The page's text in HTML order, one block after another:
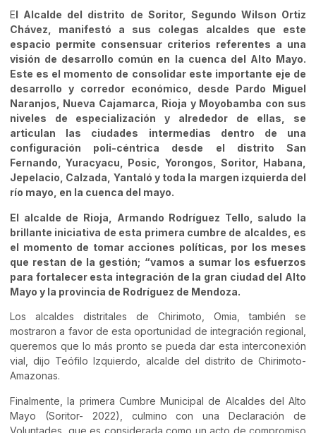
E l Alcalde del distrito de Soritor, Segundo Wilson Ortiz
Chávez, manifestó a sus colegas alcaldes que este
espacio permite consensuar criterios referentes a una
visión de desarrollo común en la cuenca del Alto Mayo.
Este es el momento de consolidar este importante eje de
desarrollo y corredor económico, desde Pardo Miguel
Naranjos, Nueva Cajamarca, Rioja y Moyobamba con sus
niveles de especialización y alrededor de ellas, se
articulan las ciudades intermedias dentro de una
configuración poli-céntrica desde el distrito San
Fernando, Yuracyacu, Posic, Yorongos, Soritor, Habana,
Jepelacio, Calzada, Yantaló y toda la margen izquierda del
río mayo, en la cuenca del mayo.
El alcalde de Rioja, Armando Rodríguez Tello, saludo la
brillante iniciativa de esta primera cumbre de alcaldes, es
el momento de tomar acciones políticas, por los meses
que restan de la gestión; “vamos a sumar los esfuerzos
para fortalecer esta integración de la gran ciudad del Alto
Mayo y la provincia de Rodríguez de Mendoza.
Los alcaldes distritales de Chirimoto, Omia, también se
mostraron a favor de esta oportunidad de integración regional,
queremos que lo más pronto se pueda dar esta interconexión
vial, dijo Teófilo Izquierdo, alcalde del distrito de Chirimoto-
Amazonas.
Finalmente, la primera Cumbre Municipal de Alcaldes del Alto
Mayo (Soritor- 2022), culmino con una Declaración de
Voluntades, que es considerada como un acto de compromiso